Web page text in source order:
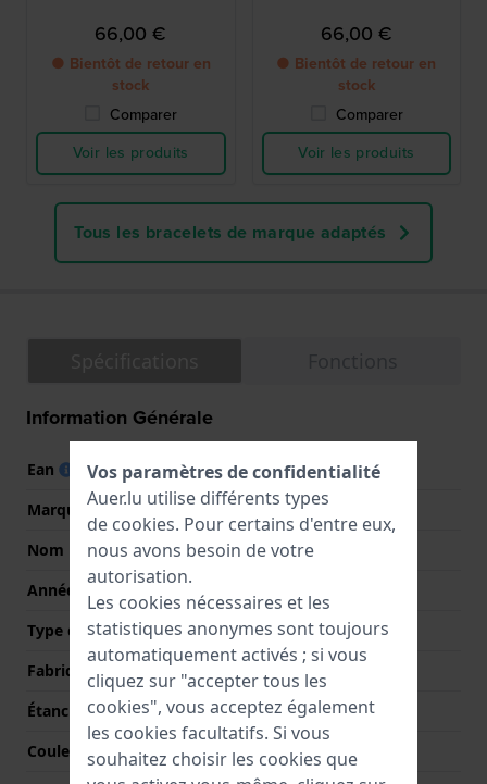
66,00 €
● Bientôt de retour en
stock
Comparer
Voir les produits
66,00 €
● Bientôt de retour en
stock
Comparer
Voir les produits
Tous les bracelets de marque adaptés
Information Générale
Ean
4040066280288
Marque
Boccia
Nom
3739-02
Année
Type d'affichage
Analogique
Fabriqué en Suisse
Non
Étanchéité
10 Bar (nager)
Couleur du cadran
Noir
Vos paramètres de confidentialité
Auer.lu utilise différents types
de cookies. Pour certains d'entre eux,
nous avons besoin de votre
autorisation.
Les cookies nécessaires et les
statistiques anonymes sont toujours
automatiquement activés ; si vous
cliquez sur "accepter tous les
cookies", vous acceptez également
les cookies facultatifs. Si vous
souhaitez choisir les cookies que